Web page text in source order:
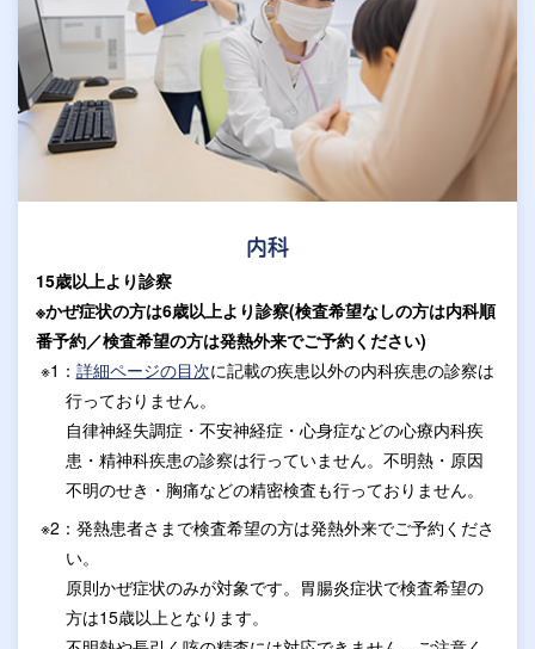
内科
15歳以上より診察
※かぜ症状の方は6歳以上より診察(検査希望なしの方は内科順
番予約／検査希望の方は発熱外来でご予約ください)
※1： 詳細ページの目次に記載の疾患以外の内科疾患の診察は
行っておりません。
自律神経失調症・不安神経症・心身症などの心療内科疾
患・精神科疾患の診察は行っていません。不明熱・原因
不明のせき・胸痛などの精密検査も行っておりません。
※2：発熱患者さまで検査希望の方は発熱外来でご予約くださ
い。
原則かぜ症状のみが対象です。胃腸炎症状で検査希望の
方は15歳以上となります。